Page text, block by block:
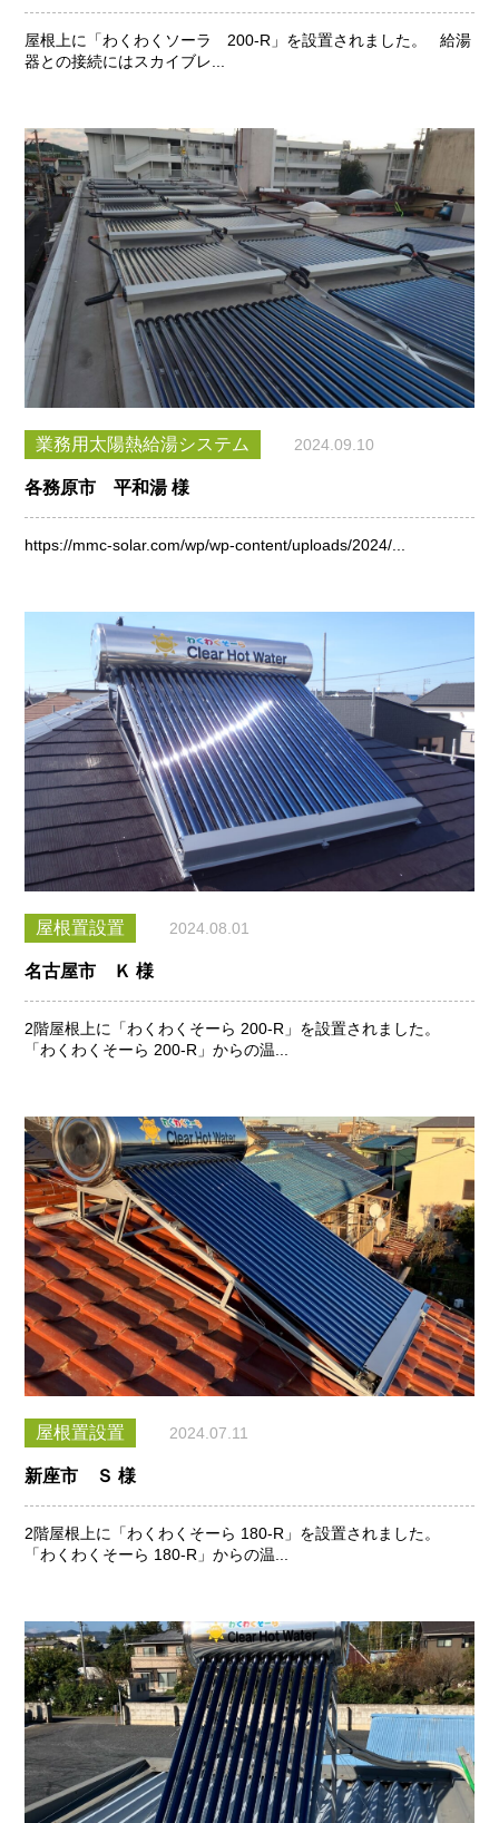
屋根上に「わくわくソーラ 200-R」を設置されました。 給湯
器との接続にはスカイブレ...
業務用太陽熱給湯システム 2024.09.10
各務原市 平和湯 様
https://mmc-solar.com/wp/wp-content/uploads/2024/...
屋根置設置 2024.08.01
名古屋市 Ｋ 様
2階屋根上に「わくわくそーら 200-R」を設置されました。
「わくわくそーら 200-R」からの温...
屋根置設置 2024.07.11
新座市 Ｓ 様
2階屋根上に「わくわくそーら 180-R」を設置されました。
「わくわくそーら 180-R」からの温...